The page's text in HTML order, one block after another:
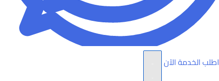
اطلب الخدمة الآن